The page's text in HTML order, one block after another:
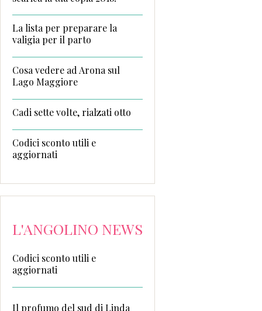
La lista per preparare la
valigia per il parto
Cosa vedere ad Arona sul
Lago Maggiore
Cadi sette volte, rialzati otto
Codici sconto utili e
aggiornati
L'ANGOLINO NEWS
Codici sconto utili e
aggiornati
Il profumo del sud di Linda